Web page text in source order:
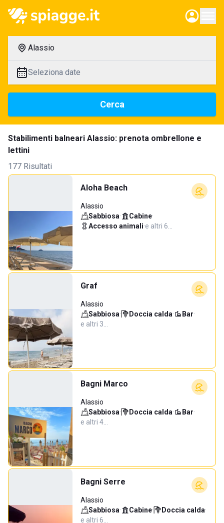
Alassio
Seleziona date
Cerca
Stabilimenti balneari Alassio: prenota ombrellone e
lettini
177 Risultati
Aloha Beach
Alassio
Sabbiosa· Cabine·
Accesso animali·e altri 6…
Graf
Alassio
Sabbiosa· Doccia calda· Bar·
e altri 3…
Bagni Marco
Alassio
Sabbiosa· Doccia calda· Bar·
e altri 4…
Bagni Serre
Alassio
Sabbiosa· Cabine· Doccia calda·
e altri 6…